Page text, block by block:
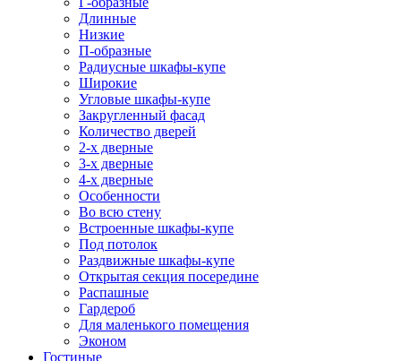
Длинные
Низкие
П-образные
Радиусные шкафы-купе
Широкие
Угловые шкафы-купе
Закругленный фасад
Количество дверей
2-х дверные
3-х дверные
4-х дверные
Особенности
Во всю стену
Встроенные шкафы-купе
Под потолок
Раздвижные шкафы-купе
Открытая секция посередине
Распашные
Гардероб
Для маленького помещения
Эконом
Гостиные